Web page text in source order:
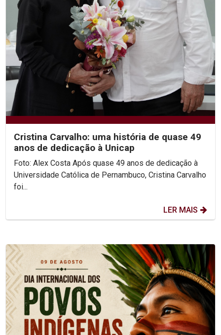
Cristina Carvalho: uma história de quase 49
anos de dedicação à Unicap
Foto: Alex Costa Após quase 49 anos de dedicação à
Universidade Católica de Pernambuco, Cristina Carvalho
foi...
LER MAIS